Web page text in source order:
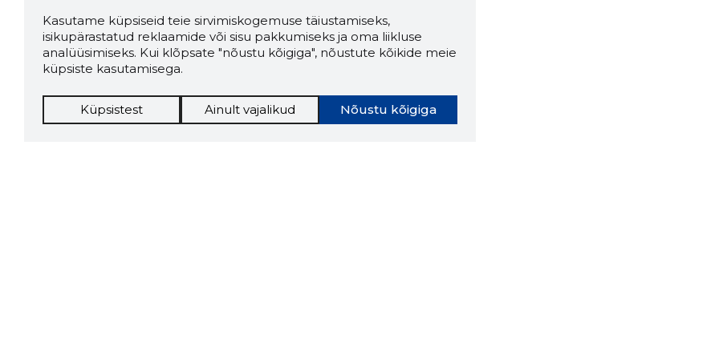
Kasutame küpsiseid teie sirvimiskogemuse täiustamiseks,
isikupärastatud reklaamide või sisu pakkumiseks ja oma liikluse
analüüsimiseks. Kui klõpsate "nõustu kõigiga", nõustute kõikide meie
küpsiste kasutamisega.
Nõustu kõigiga
Küpsistest Ainult vajalikud